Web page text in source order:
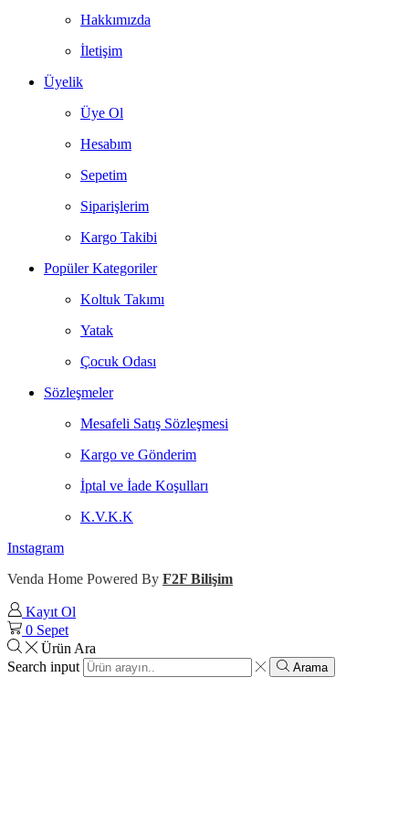
Hakkımızda
İletişim
Üyelik
Üye Ol
Hesabım
Sepetim
Siparişlerim
Kargo Takibi
Popüler Kategoriler
Koltuk Takımı
Yatak
Çocuk Odası
Sözleşmeler
Mesafeli Satış Sözleşmesi
Kargo ve Gönderim
İptal ve İade Koşulları
K.V.K.K
Instagram
Venda Home Powered By F2F Bilişim
Kayıt Ol
0 Sepet
Ürün Ara
Search input
Arama